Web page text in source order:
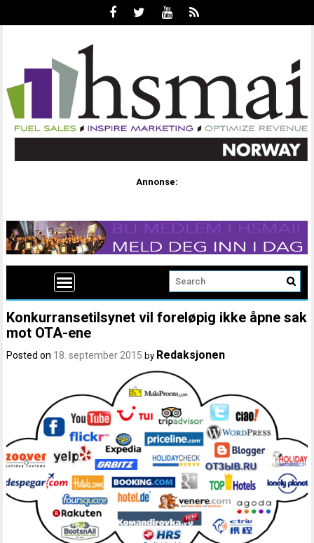
Annonse:
Konkurransetilsynet vil foreløpig ikke åpne sak
mot OTA-ene
Posted on 18. september 2015 by Redaksjonen